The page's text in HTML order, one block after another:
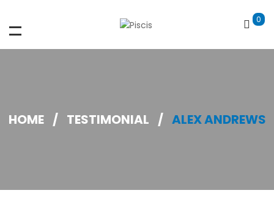
0
HOME / TESTIMONIAL / ALEX ANDREWS